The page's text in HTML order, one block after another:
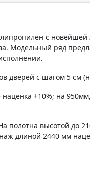
с новейшей
Модельный ряд
дверей с шагом 5 см
+10%; на
полотна высотой до
длиной 2440 мм